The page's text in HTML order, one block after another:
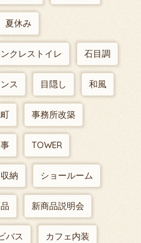
夏休み
クレストイレ 石目調
ス 目隠し 和風
事務所改築
TOWER
納 ショールーム
新商品説明会
バス カフェ内装